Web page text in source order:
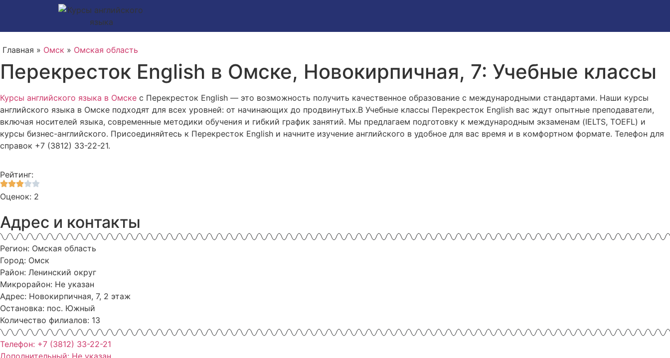
Главная » Омск » Омская область
Перекресток English в Омске, Новокирпичная, 7: Учебные классы
Курсы английского языка в Омске с Перекресток English — это возможность получить качественное образование с международными стандартами. Наши курсы
английского языка в Омске подходят для всех уровней: от начинающих до продвинутых.В Учебные классы Перекресток English вас ждут опытные преподаватели,
включая носителей языка, современные методики обучения и гибкий график занятий. Мы предлагаем подготовку к международным экзаменам (IELTS, TOEFL) и
курсы бизнес-английского. Присоединяйтесь к Перекресток English и начните изучение английского в удобное для вас время и в комфортном формате. Телефон для
справок +7 (3812) 33-22-21.
Рейтинг:
Оценок: 2
Адрес и контакты
Регион: Омская область
Город: Омск
Район: Ленинский округ
Микрорайон: Не указан
Адрес: Новокирпичная, 7, 2 этаж
Остановка: пос. Южный
Количество филиалов: 13
Телефон: +7 (3812) 33-22-21